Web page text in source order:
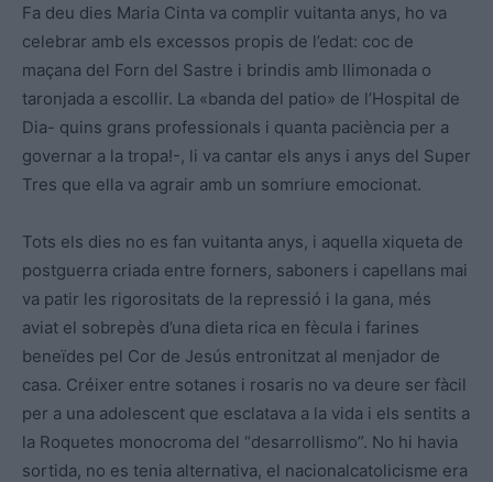
Fa deu dies Maria Cinta va complir vuitanta anys, ho va
celebrar amb els excessos propis de l’edat: coc de
maçana del Forn del Sastre i brindis amb llimonada o
taronjada a escollir. La «banda del patio» de l’Hospital de
Dia- quins grans professionals i quanta paciència per a
governar a la tropa!-, li va cantar els anys i anys del Super
Tres que ella va agrair amb un somriure emocionat.
Tots els dies no es fan vuitanta anys, i aquella xiqueta de
postguerra criada entre forners, saboners i capellans mai
va patir les rigorositats de la repressió i la gana, més
aviat el sobrepès d’una dieta rica en fècula i farines
beneïdes pel Cor de Jesús entronitzat al menjador de
casa. Créixer entre sotanes i rosaris no va deure ser fàcil
per a una adolescent que esclatava a la vida i els sentits a
la Roquetes monocroma del “desarrollismo”. No hi havia
sortida, no es tenia alternativa, el nacionalcatolicisme era